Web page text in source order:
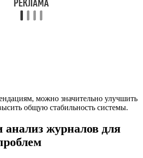
можно значительно улучшить
общую стабильность системы.
журналов для